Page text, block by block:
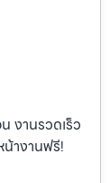
งานรวดเร็ว
น้างานฟรี!